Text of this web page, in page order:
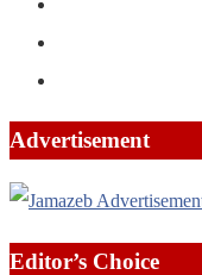
Advertisement
Editor’s Choice